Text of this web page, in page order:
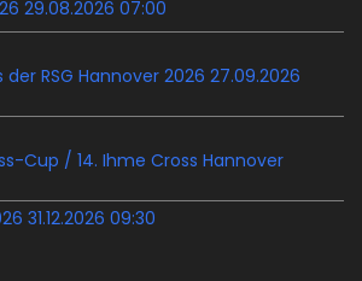
29.08.2026 07:00
RSG Hannover 2026 27.09.2026
Cup / 14. Ihme Cross Hannover
31.12.2026 09:30